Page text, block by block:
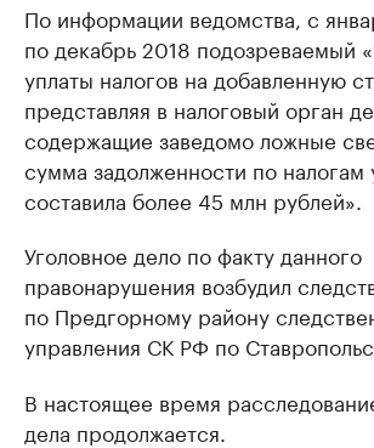
По информации ведомства, с
по декабрь 2018 подозреваемый
уплаты налогов на добавленную
представляя в налоговый орган
содержащие заведомо ложные
сумма задолженности по налогам
составила более 45 млн рублей».
Уголовное дело по факту данного
правонарушения возбудил
по Предгорному району
управления СК РФ по
В настоящее время
дела продолжается.